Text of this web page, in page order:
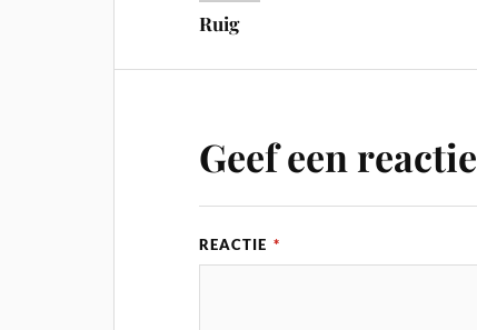
Ruig
Geef een reactie
REACTIE *